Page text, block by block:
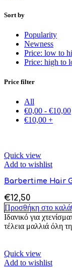
Sort by
Popularity
Newness
Price: low to
Price: high to
Price filter
All
€0,00 - €10,00
€10,00 +
Quick view
Add to wishlist
Barbertime Hair
€12,50
Προσθήκη στο
Ιδανικό για
τέλεια μαλλιά όλη
Quick view
Add to wishlist